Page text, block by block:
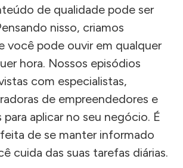
de qualidade pode ser
nisso, criamos
você pode ouvir em qualquer
hora. Nossos episódios
com especialistas,
de empreendedores e
para aplicar no seu negócio. É
de se manter informado
cuida das suas tarefas diárias.